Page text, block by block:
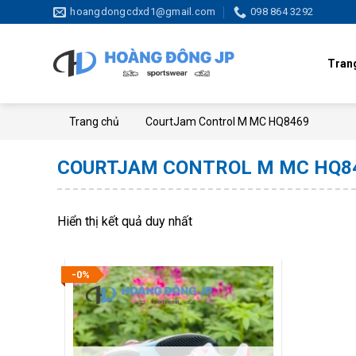
to
hoangdongcdxd1@gmail.com 098 864 3292
Trang chủ CourtJam Control M MC HQ8469
COURTJAM CONTROL M MC
Hiển thị kết quả duy nhất
-0%